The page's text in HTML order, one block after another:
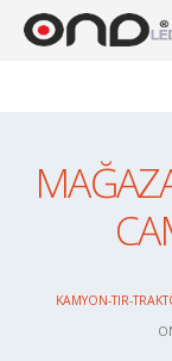
KAMYON-TIR-